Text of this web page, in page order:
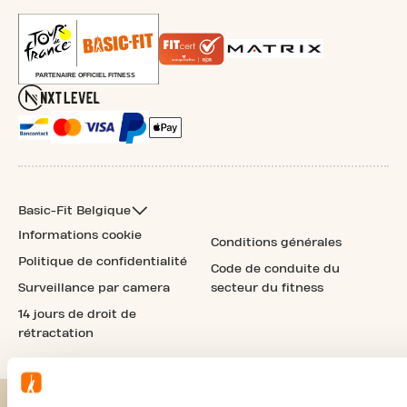
Basic-Fit Belgique
Informations cookie
Politique de confidentialité
Surveillance par camera
14 jours de droit de
rétractation
Conditions générales
Code de conduite du
secteur du fitness